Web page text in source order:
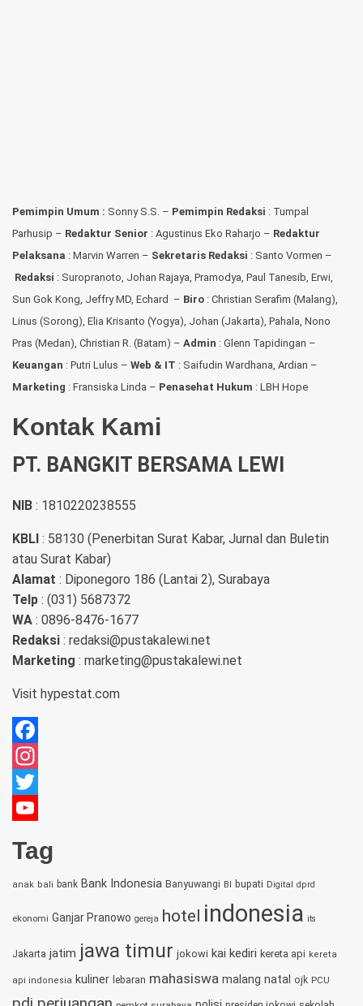
Pemimpin Umum : Sonny S.S. – Pemimpin Redaksi : Tumpal
Parhusip – Redaktur Senior : Agustinus Eko Raharjo – Redaktur
Pelaksana : Marvin Warren – Sekretaris Redaksi : Santo Vormen –
Redaksi : Suropranoto, Johan Rajaya, Pramodya, Paul Tanesib, Erwi,
Sun Gok Kong, Jeffry MD, Echard – Biro : Christian Serafim (Malang),
Linus (Sorong), Elia Krisanto (Yogya), Johan (Jakarta), Pahala, Nono
Pras (Medan), Christian R. (Batam) – Admin : Glenn Tapidingan –
Keuangan : Putri Lulus – Web & IT : Saifudin Wardhana, Ardian –
Marketing : Fransiska Linda – Penasehat Hukum : LBH Hope
Kontak Kami
PT. BANGKIT BERSAMA LEWI
NIB : 1810220238555
KBLI : 58130 (Penerbitan Surat Kabar, Jurnal dan Buletin
atau Surat Kabar)
Alamat : Diponegoro 186 (Lantai 2), Surabaya
Telp : (031) 5687372
WA : 0896-8476-1677
Redaksi : redaksi@pustakalewi.net
Marketing : marketing@pustakalewi.net
Visit hypestat.com
Facebook
Instagram
Twitter
Channel
Tag
anak bali bank Bank Indonesia Banyuwangi BI bupati Digital dprd
ekonomi Ganjar Pranowo gereja hotel indonesia its
Jakarta jatim jawa timur jokowi kai kediri kereta api kereta
api indonesia kuliner lebaran mahasiswa malang natal ojk PCU